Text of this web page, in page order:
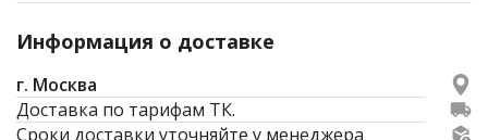
Информация о доставке
г. Москва
Доставка по тарифам ТК.
Сроки доставки уточняйте у менеджера